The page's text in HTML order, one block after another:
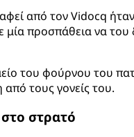
από τον Vidocq
μία προσπάθεια να
του φούρνου του
τους γονείς του.
στο στρατό